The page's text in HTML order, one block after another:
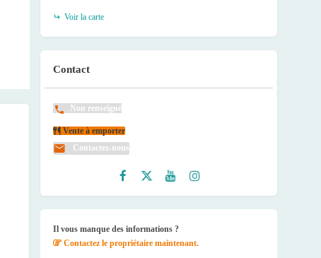
Voir la carte
Contact
Non renseigné
Vente à emporter
Contactez-nous
Il vous manque des informations ?
Contactez le propriétaire maintenant.